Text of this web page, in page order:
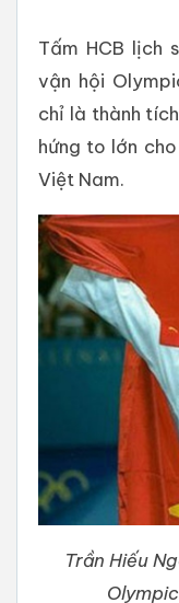
Tấm HCB lịch
vận hội
chỉ là thành
hứng to lớn
Việt Nam.
Trần Hiếu